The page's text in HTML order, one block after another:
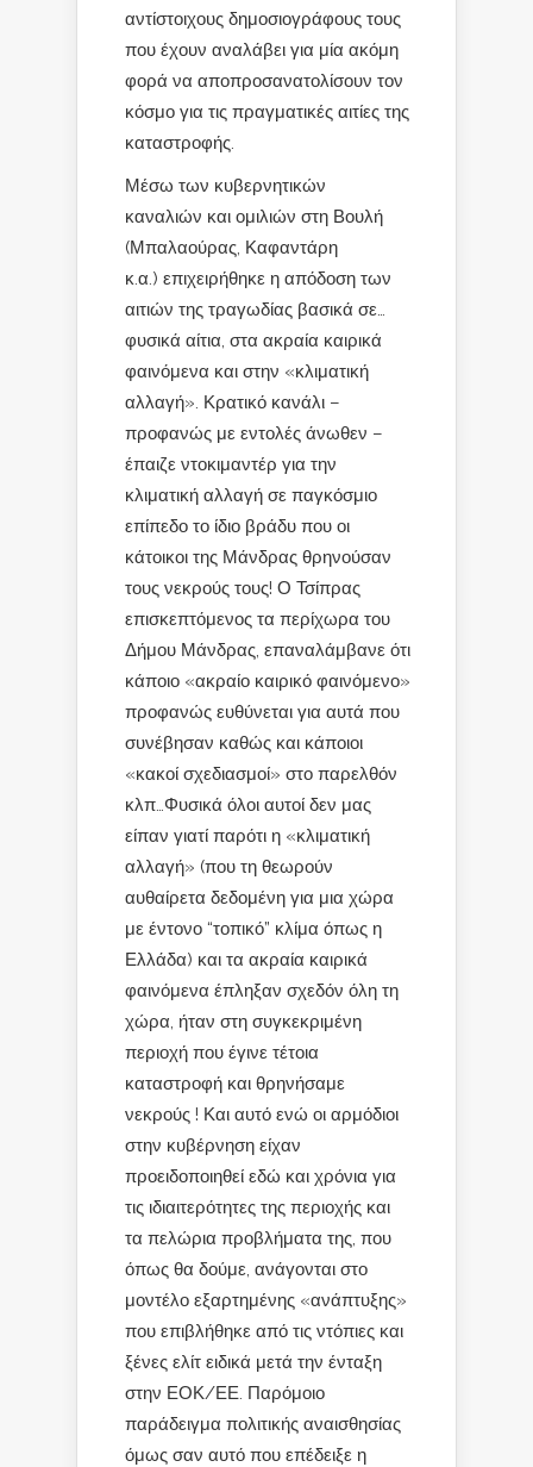
αντίστοιχους δημοσιογράφους τους
που έχουν αναλάβει για μία ακόμη
φορά να αποπροσανατολίσουν τον
κόσμο για τις πραγματικές αιτίες της
καταστροφής.
Μέσω των κυβερνητικών
καναλιών και ομιλιών στη Βουλή
(Μπαλαούρας, Καφαντάρη
κ.α.) επιχειρήθηκε η απόδοση των
αιτιών της τραγωδίας βασικά σε…
φυσικά αίτια, στα ακραία καιρικά
φαινόμενα και στην «κλιματική
αλλαγή». Κρατικό κανάλι –
προφανώς με εντολές άνωθεν –
έπαιζε ντοκιμαντέρ για την
κλιματική αλλαγή σε παγκόσμιο
επίπεδο το ίδιο βράδυ που οι
κάτοικοι της Μάνδρας θρηνούσαν
τους νεκρούς τους! Ο Τσίπρας
επισκεπτόμενος τα περίχωρα του
Δήμου Μάνδρας, επαναλάμβανε ότι
κάποιο «ακραίο καιρικό φαινόμενο»
προφανώς ευθύνεται για αυτά που
συνέβησαν καθώς και κάποιοι
«κακοί σχεδιασμοί» στο παρελθόν
κλπ…Φυσικά όλοι αυτοί δεν μας
είπαν γιατί παρότι η «κλιματική
αλλαγή» (που τη θεωρούν
αυθαίρετα δεδομένη για μια χώρα
με έντονο “τοπικό” κλίμα όπως η
Ελλάδα) και τα ακραία καιρικά
φαινόμενα έπληξαν σχεδόν όλη τη
χώρα, ήταν στη συγκεκριμένη
περιοχή που έγινε τέτοια
καταστροφή και θρηνήσαμε
νεκρούς ! Και αυτό ενώ οι αρμόδιοι
στην κυβέρνηση είχαν
προειδοποιηθεί εδώ και χρόνια για
τις ιδιαιτερότητες της περιοχής και
τα πελώρια προβλήματα της, που
όπως θα δούμε, ανάγονται στο
μοντέλο εξαρτημένης «ανάπτυξης»
που επιβλήθηκε από τις ντόπιες και
ξένες ελίτ ειδικά μετά την ένταξη
στην ΕΟΚ/ΕΕ. Παρόμοιο
παράδειγμα πολιτικής αναισθησίας
όμως σαν αυτό που επέδειξε η